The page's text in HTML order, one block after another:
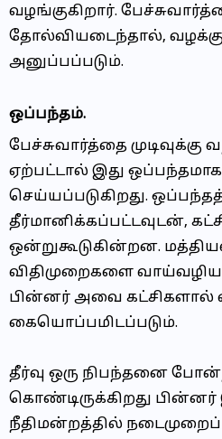
வழங்குகிறார்.
தோல்வியடைந்தால், வழக்கு
அனுப்பப்படும்.
ஒப்பந்தம்.
பேச்சுவார்த்தை முடிவுக்கு
ஏற்பட்டால் இது
செய்யப்படுகிறது.
தீர்மானிக்கப்பட்டவுடன்,
ஒன்றுகூடுகின்றன.
விதிமுறைகளை
பின்னர் அவை கட்சிகளால்
கையொப்பமிடப்படும்.
தீர்வு ஒரு நிபந்தனை
கொண்டிருக்கிறது பின்னர்
நீதிமன்றத்தில்